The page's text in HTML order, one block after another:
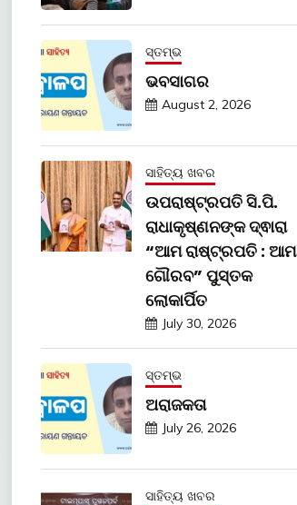
ସ୍ତମ୍ଭ
ଭବସାଗର
August 2, 2026
ସାହିତ୍ୟ ଖବର
ଉପରାଷ୍ଟ୍ରପତି ସି.ପି.
ରାଧାକୃଷ୍ଣନଙ୍କ ଦ୍ଵାରା
“ଆମ ରାଷ୍ଟ୍ରପତି : ଆମ
ଗୌରବ” ପୁସ୍ତକ
ଲୋକାର୍ପିତ
July 30, 2026
ସ୍ତମ୍ଭ
ଅରାଜକତା
July 26, 2026
ସାହିତ୍ୟ ଖବର